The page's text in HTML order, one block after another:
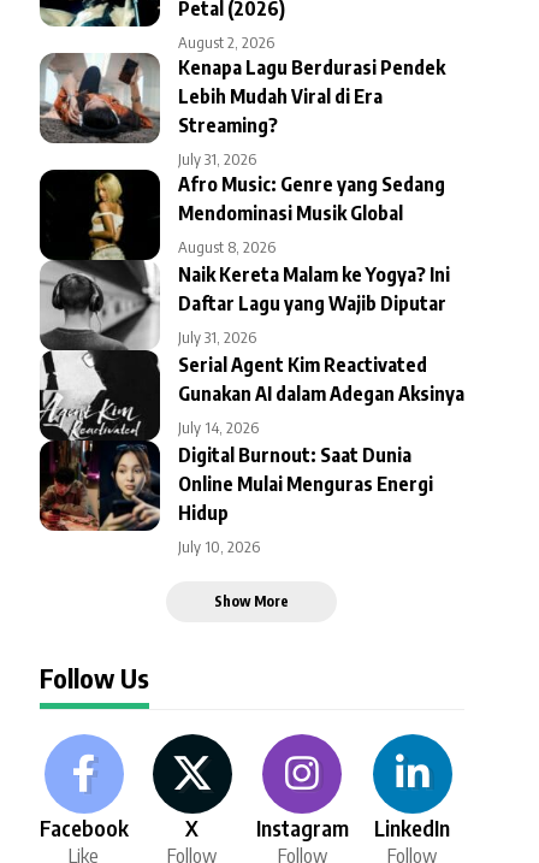
Petal (2026)
August 2, 2026
Kenapa Lagu Berdurasi Pendek
Lebih Mudah Viral di Era
Streaming?
July 31, 2026
Afro Music: Genre yang Sedang
Mendominasi Musik Global
August 8, 2026
Naik Kereta Malam ke Yogya? Ini
Daftar Lagu yang Wajib Diputar
July 31, 2026
Serial Agent Kim Reactivated
Gunakan AI dalam Adegan Aksinya
July 14, 2026
Digital Burnout: Saat Dunia
Online Mulai Menguras Energi
Hidup
July 10, 2026
Show More
Follow Us
Facebook
Like
X
Follow
Instagram
Follow
LinkedIn
Follow